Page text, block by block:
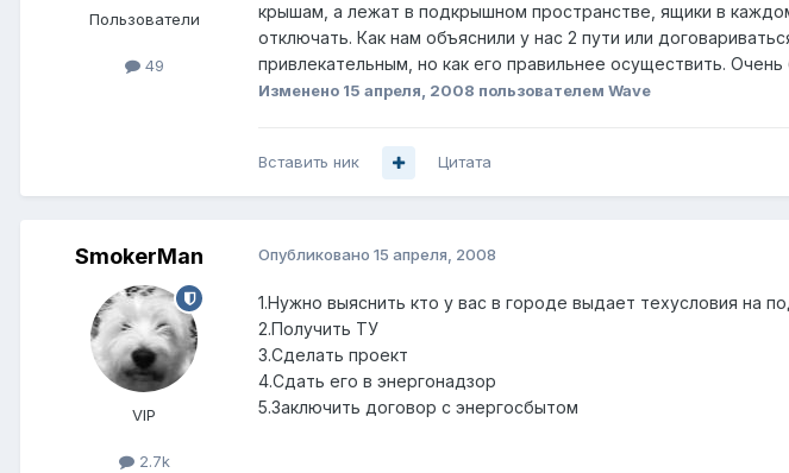
Пользователи
49
крышам, а лежат в подкрышном пространстве, ящики в
отключать. Как нам объяснили у нас 2 пути или
привлекательным, но как его правильнее осуществить.
Изменено 15 апреля, 2008 пользователем Wave
Вставить ник Цитата
SmokerMan
VIP
2.7k
Опубликовано 15 апреля, 2008
1.Нужно выяснить кто у вас в городе выдает техусловия на
2.Получить ТУ
3.Сделать проект
4.Сдать его в энергонадзор
5.Заключить договор с энергосбытом